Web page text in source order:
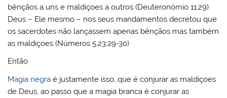
bênçãos a uns e maldiçoes a outros (Deuteronómio 11,29)
Deus – Ele mesmo – nos seus mandamentos decretou que
os sacerdotes não lançassem apenas bênçãos mas também
as maldiçoes (Números 5,23;29-30)
Então:
Magia negra é justamente isso, que é conjurar as maldiçoes
de Deus, ao passo que a magia branca é conjurar as